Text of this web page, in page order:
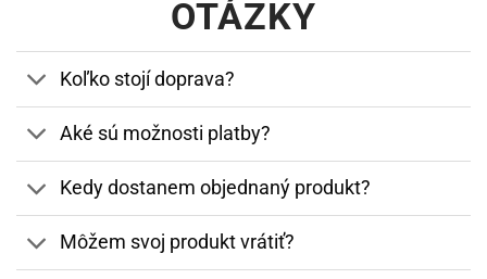
OTÁZKY
Koľko stojí doprava?
Aké sú možnosti platby?
Kedy dostanem objednaný produkt?
Môžem svoj produkt vrátiť?